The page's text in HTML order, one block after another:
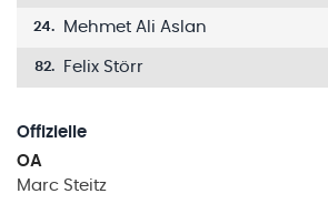
24. Mehmet Ali Aslan
82. Felix Störr
Offizielle
OA
Marc Steitz